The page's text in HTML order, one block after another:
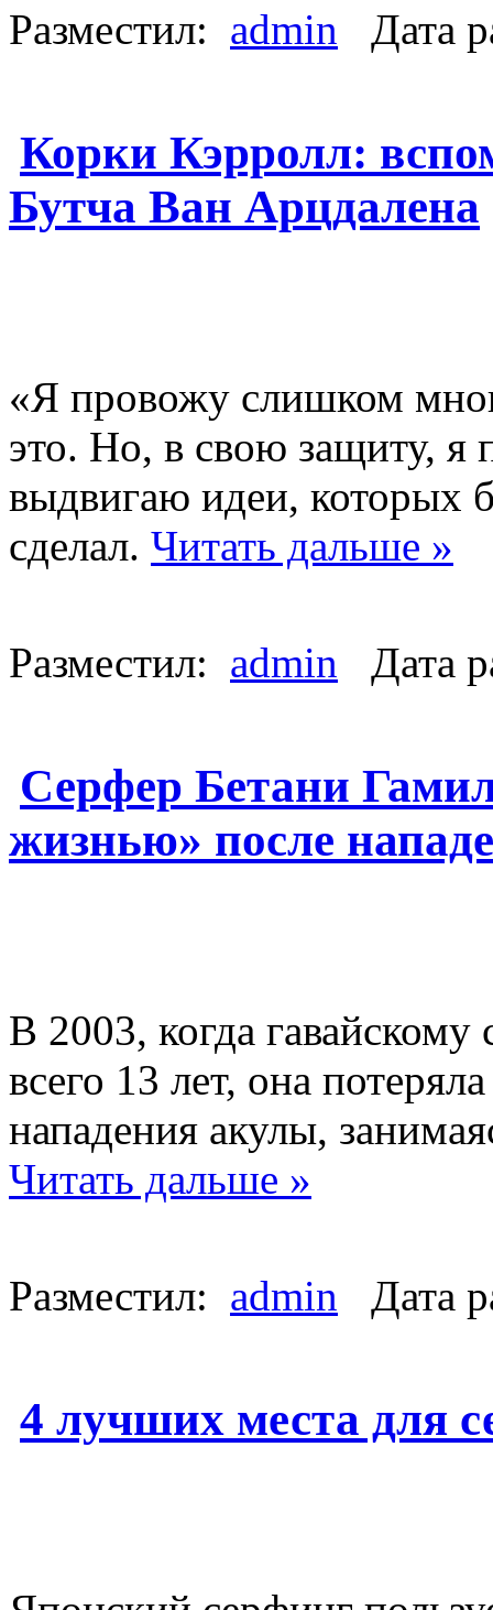
Разместил: admin Дата
Корки Кэрролл:
Бутча Ван Арцдалена
«Я провожу слишком
это. Но, в свою защиту,
выдвигаю идеи, которых
сделал. Читать дальше »
Разместил: admin Дата
Серфер Бетани
жизнью» после
В 2003, когда
всего 13 лет, она
нападения акулы,
Читать дальше »
Разместил: admin Дата
4 лучших места для